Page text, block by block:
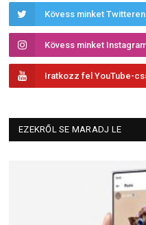
Kövess minket Twitteren
Kövess minket
Iratkozz fel YouTube-
EZEKRŐL SE MARADJ LE